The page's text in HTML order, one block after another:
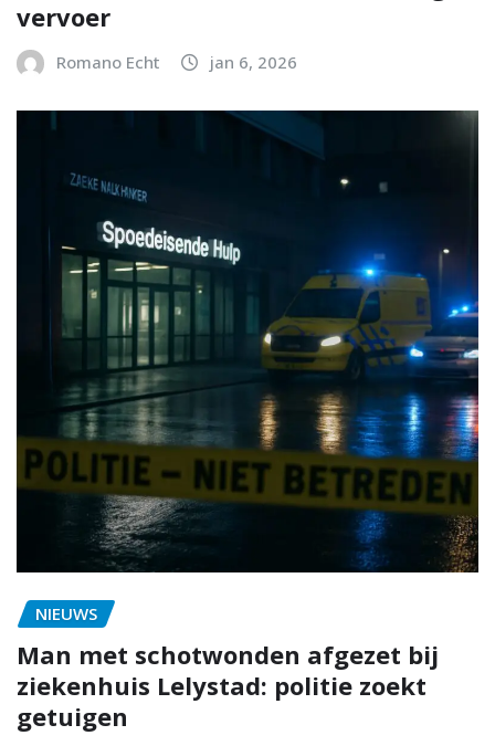
vervoer
Romano Echt jan 6, 2026
NIEUWS
Man met schotwonden afgezet bij
ziekenhuis Lelystad: politie zoekt
getuigen